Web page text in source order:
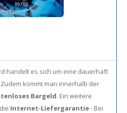
handelt es sich um eine dauerhaft
kommt man innerhalb der
Bargeld. Ein weitere
Internet-Liefergarantie- Bei